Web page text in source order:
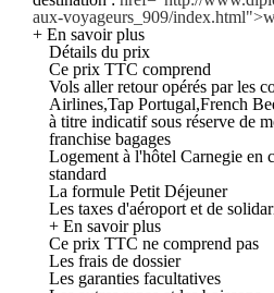
aux-voyageurs_909/
+ En savoir plus
Détails du prix
Ce prix TTC comprend
Vols aller retour opérés par les
Airlines,Tap Portugal,French
à titre indicatif sous réserve de
franchise bagages
Logement à l'hôtel Carnegie en
standard
La formule Petit Déjeuner
Les taxes d'aéroport et de
+ En savoir plus
Ce prix TTC ne comprend pas
Les frais de dossier
Les garanties facultatives